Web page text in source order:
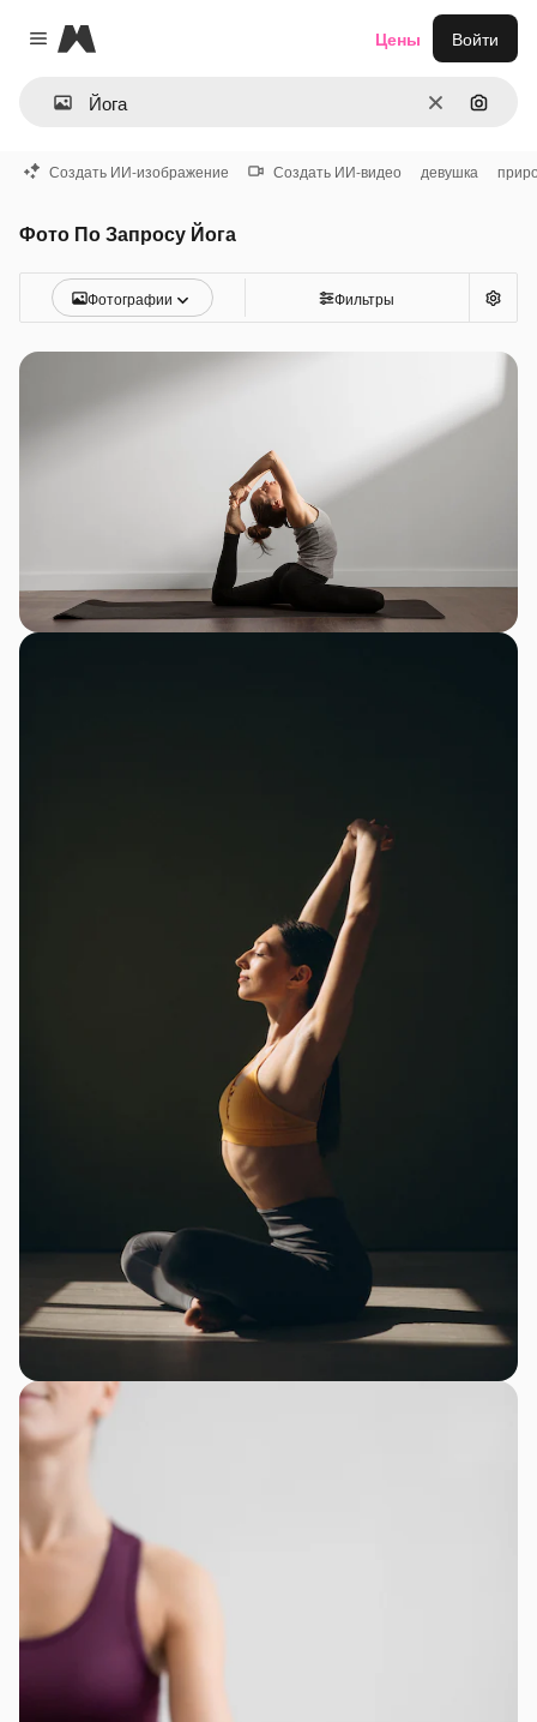
Close menu
Magnific
ОчиститьПоиск
Цены Войти
Создать ИИ-изображение Создать ИИ-видео девушка
Фото По Запросу Йога
Фотографии Фильтры